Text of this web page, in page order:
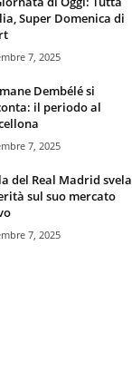
Super Domenica di
7, 2025
Dembélé si
il periodo al
7, 2025
del Real Madrid svela
sul suo mercato
7, 2025